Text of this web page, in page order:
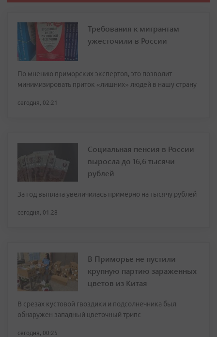
Требования к мигрантам
ужесточили в России
По мнению приморских экспертов, это позволит
минимизировать приток «лишних» людей в нашу страну
сегодня, 02:21
Социальная пенсия в России
выросла до 16,6 тысячи
рублей
За год выплата увеличилась примерно на тысячу рублей
сегодня, 01:28
В Приморье не пустили
крупную партию зараженных
цветов из Китая
В срезах кустовой гвоздики и подсолнечника был
обнаружен западный цветочный трипс
сегодня, 00:25